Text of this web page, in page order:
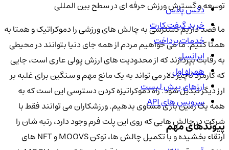
توسعه و گسترش ورزش حرفه ای در سطح بین المللی
ما قصد داریم دسترسی به چالش های ورزشی را دموکراتیک و همتا به
همتا کنیم. ما می خواهیم مردم از همه جای دنیا بتوانند در محیطی
به رقابت بپردازند که از محدودیت های ارزش پولی عاری است، جایی
که کارمزد ناچیز دلار می تواند به یک مانع مهم و سنگین برای غلبه بر
ارز دیگر تبدیل شود. راه دموکراتیزه کردن دسترسی این است که به
همه یک زمین بازی مساوی بدهیم. ورزشکاران می توانند فقط با
شرکت در چالش هایی که روی این پلت فرم وجود دارد، رتبه شان را
ارتقاء بخشیده و با تکمیل چالش ها، توکن MOOVS و NFT های
دکس پلاس
خرید گیفت کارت
خدمات پرداخت
ایرانسل
همراه اول
ارزهای پیش لیست
سرویس های API
پیوندهای مهم